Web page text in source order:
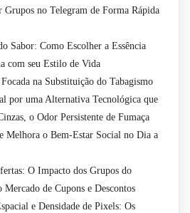
Grupos no Telegram de Forma Rápida
Sabor: Como Escolher a Essência
com seu Estilo de Vida
na Substituição do Tabagismo
por uma Alternativa Tecnológica que
o Odor Persistente de Fumaça
Melhora o Bem-Estar Social no Dia a
O Impacto dos Grupos do
Mercado de Cupons e Descontos
e Densidade de Pixels: Os